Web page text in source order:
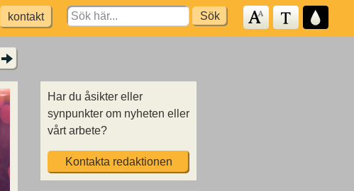
kontakt
Search
for:
Har du åsikter eller
synpunkter om nyheten eller
vårt arbete?
Kontakta redaktionen